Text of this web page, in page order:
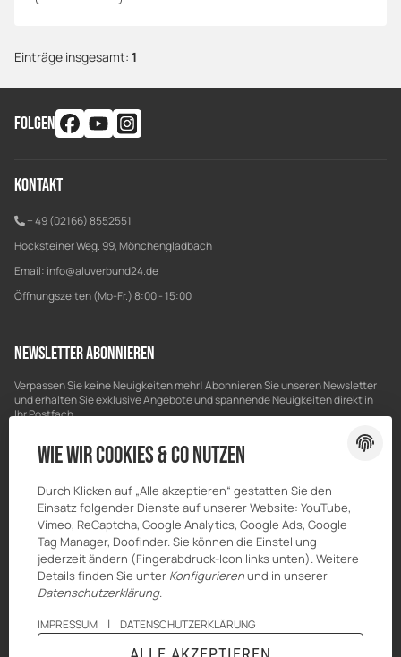
Einträge insgesamt: 1
FOLGEN
Kontakt
+ 49 (02166) 8552551
Hocksteiner Weg. 99, Mönchengladbach
Email: info@aluverbund24.de
Öffnungszeiten (Mo-Fr.) 8:00 - 15:00
Newsletter Abonnieren
Verpassen Sie keine Neuigkeiten mehr! Abonnieren Sie unseren Newsletter
und erhalten Sie exklusive Angebote und spannende Neuigkeiten direkt in
Ihr Postfach.
regelmäßig
und jederzeit widerruflich Informationen zu Ihrem Produktsortiment per E-
Mail zu.
E-Mail-Adresse
ABONNIEREN
Wie wir Cookies & Co nutzen
Durch Klicken auf „Alle akzeptieren“ gestatten Sie den
Einsatz folgender Dienste auf unserer Website: YouTube,
Vimeo, ReCaptcha, Google Analytics, Google Ads, Google
Tag Manager, Doofinder. Sie können die Einstellung
jederzeit ändern (Fingerabdruck-Icon links unten). Weitere
Details finden Sie unter Konfigurierenund in unserer
Datenschutzerklärung.
IMPRESSUM | DATENSCHUTZERKLÄRUNG